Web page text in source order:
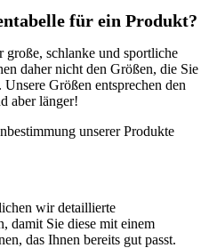
für ein Produkt?
r große, schlanke und sportliche
daher nicht den Größen, die Sie
. Unsere Größen entsprechen den
aber länger!
unserer Produkte
wir detaillierte
, damit Sie diese mit einem
, das Ihnen bereits gut passt.